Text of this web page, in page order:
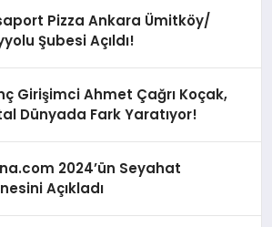
Pizza Ankara Ümitköy/
Şubesi Açıldı!
Girişimci Ahmet Çağrı Koçak,
Dünyada Fark Yaratıyor!
2024’ün Seyahat
Açıkladı